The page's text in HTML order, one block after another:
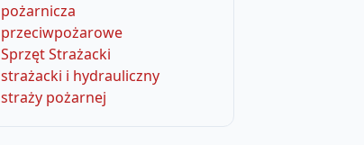
pożarnicza
przeciwpożarowe
Sprzęt Strażacki
strażacki i hydrauliczny
straży pożarnej